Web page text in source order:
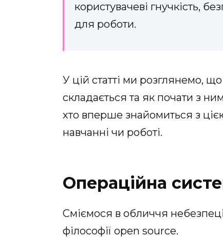
користувачеві гнучкість,
для роботи.
У цій статті ми розглянемо,
складається та як почати з
хто вперше знайомиться з
навчанні чи роботі.
Операційна
Сміємося в обличчя
філософії open source.